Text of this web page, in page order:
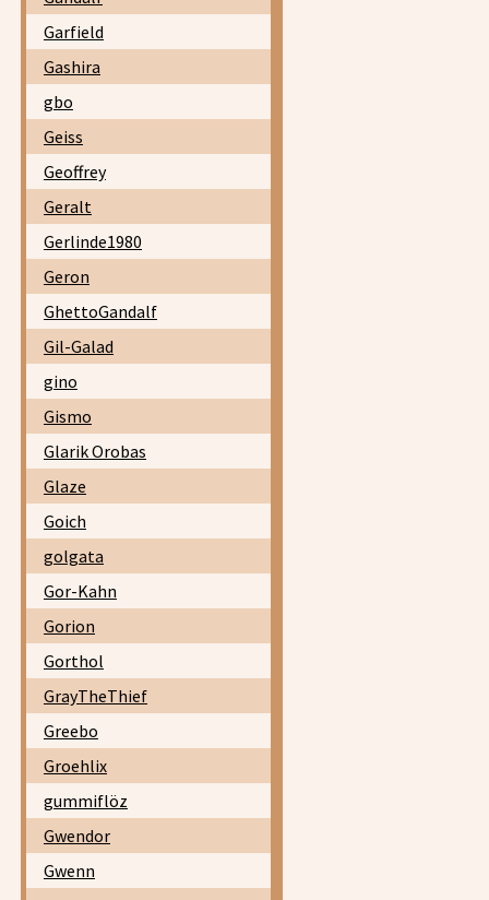
Garfield
Gashira
gbo
Geiss
Geoffrey
Geralt
Gerlinde1980
Geron
GhettoGandalf
Gil-Galad
gino
Gismo
Glarik Orobas
Glaze
Goich
golgata
Gor-Kahn
Gorion
Gorthol
GrayTheThief
Greebo
Groehlix
gummiflöz
Gwendor
Gwenn